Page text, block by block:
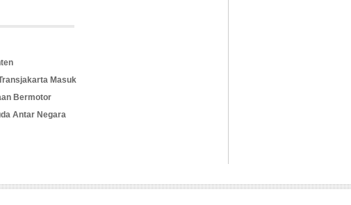
Masuk
Bermotor
Antar Negara